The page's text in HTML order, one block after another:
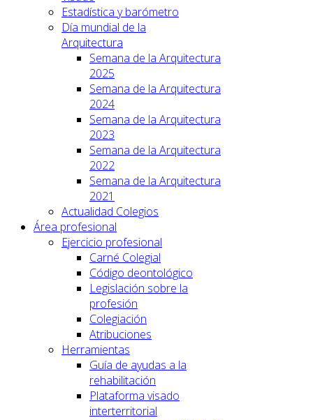
Estadística y barómetro
Día mundial de la
Arquitectura
Semana de la Arquitectura
2025
Semana de la Arquitectura
2024
Semana de la Arquitectura
2023
Semana de la Arquitectura
2022
Semana de la Arquitectura
2021
Actualidad Colegios
Área profesional
Ejercicio profesional
Carné Colegial
Código deontológico
Legislación sobre la
profesión
Colegiación
Atribuciones
Herramientas
Guía de ayudas a la
rehabilitación
Plataforma visado
interterritorial